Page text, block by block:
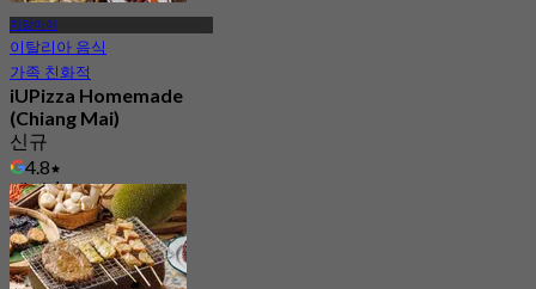
치앙마이
이탈리아 음식
가족 친화적
iUPizza Homemade
(Chiang Mai)
신규
4.8
에서฿ 416.66